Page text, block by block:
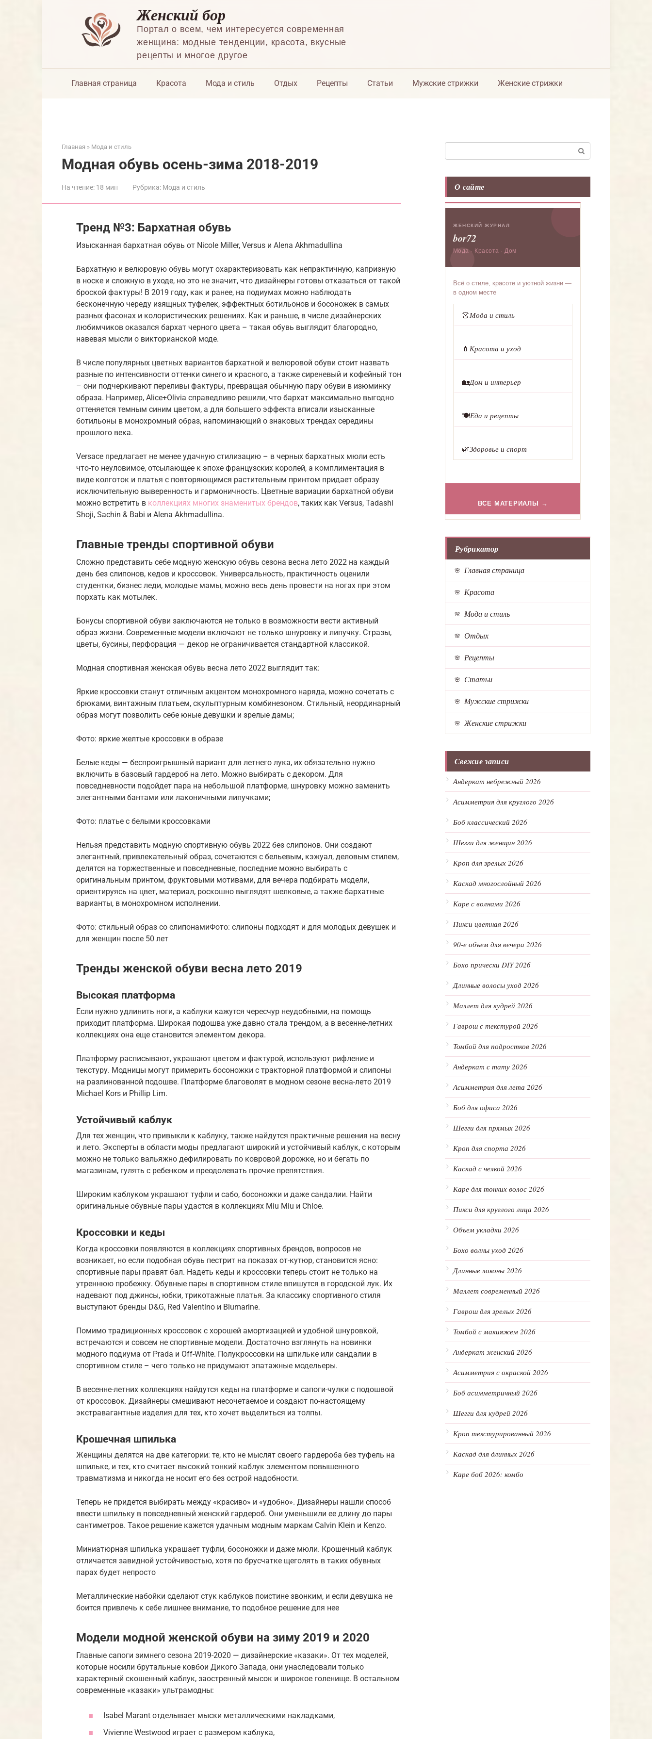
Женский бор
Портал о всем, чем интересуется современная
женщина: модные тенденции, красота, вкусные
рецепты и многое другое
Главная страница Красота Мода и стиль Отдых Рецепты Статьи Мужские стрижки Женские стрижки
Главная » Мода и стиль
Модная обувь осень-зима 2018-2019
На чтение: 18 мин Рубрика: Мода и стиль
Тренд №3: Бархатная обувь
Изысканная бархатная обувь от Nicole Miller, Versus и Alena Akhmadullina
Бархатную и велюровую обувь могут охарактеризовать как непрактичную, капризную
в носке и сложную в уходе, но это не значит, что дизайнеры готовы отказаться от такой
броской фактуры! В 2019 году, как и ранее, на подиумах можно наблюдать
бесконечную череду изящных туфелек, эффектных ботильонов и босоножек в самых
разных фасонах и колористических решениях. Как и раньше, в числе дизайнерских
любимчиков оказался бархат черного цвета – такая обувь выглядит благородно,
навевая мысли о викторианской моде.
В числе популярных цветных вариантов бархатной и велюровой обуви стоит назвать
разные по интенсивности оттенки синего и красного, а также сиреневый и кофейный тон
– они подчеркивают переливы фактуры, превращая обычную пару обуви в изюминку
образа. Например, Alice+Olivia справедливо решили, что бархат максимально выгодно
оттеняется темным синим цветом, а для большего эффекта вписали изысканные
ботильоны в монохромный образ, напоминающий о знаковых трендах середины
прошлого века.
Versace предлагает не менее удачную стилизацию – в черных бархатных мюли есть
что-то неуловимое, отсылающее к эпохе французских королей, а комплиментация в
виде колготок и платья с повторяющимся растительным принтом придает образу
исключительную выверенность и гармоничность. Цветные вариации бархатной обуви
можно встретить в коллекциях многих знаменитых брендов, таких как Versus, Tadashi
Shoji, Sachin & Babi и Alena Akhmadullina.
Главные тренды спортивной обуви
Сложно представить себе модную женскую обувь сезона весна лето 2022 на каждый
день без слипонов, кедов и кроссовок. Универсальность, практичность оценили
студентки, бизнес леди, молодые мамы, можно весь день провести на ногах при этом
порхать как мотылек.
Бонусы спортивной обуви заключаются не только в возможности вести активный
образ жизни. Современные модели включают не только шнуровку и липучку. Стразы,
цветы, бусины, перфорация — декор не ограничивается стандартной классикой.
Модная спортивная женская обувь весна лето 2022 выглядит так:
Яркие кроссовки станут отличным акцентом монохромного наряда, можно сочетать с
брюками, винтажным платьем, скульптурным комбинезоном. Стильный, неординарный
образ могут позволить себе юные девушки и зрелые дамы;
Фото: яркие желтые кроссовки в образе
Белые кеды — беспроигрышный вариант для летнего лука, их обязательно нужно
включить в базовый гардероб на лето. Можно выбирать с декором. Для
повседневности подойдет пара на небольшой платформе, шнуровку можно заменить
элегантными бантами или лаконичными липучками;
Фото: платье с белыми кроссовками
Нельзя представить модную спортивную обувь 2022 без слипонов. Они создают
элегантный, привлекательный образ, сочетаются с бельевым, кэжуал, деловым стилем,
делятся на торжественные и повседневные, последние можно выбирать с
оригинальным принтом, фруктовыми мотивами, для вечера подбирать модели,
ориентируясь на цвет, материал, роскошно выглядят шелковые, а также бархатные
варианты, в монохромном исполнении.
Фото: стильный образ со слипонамиФото: слипоны подходят и для молодых девушек и
для женщин после 50 лет
Тренды женской обуви весна лето 2019
Высокая платформа
Если нужно удлинить ноги, а каблуки кажутся чересчур неудобными, на помощь
приходит платформа. Широкая подошва уже давно стала трендом, а в весенне-летних
коллекциях она еще становится элементом декора.
Платформу расписывают, украшают цветом и фактурой, используют рифление и
текстуру. Модницы могут примерить босоножки с тракторной платформой и слипоны
на разлинованной подошве. Платформе благоволят в модном сезоне весна-лето 2019
Michael Kors и Phillip Lim.
Устойчивый каблук
Для тех женщин, что привыкли к каблуку, также найдутся практичные решения на весну
и лето. Эксперты в области моды предлагают широкий и устойчивый каблук, с которым
можно не только вальяжно дефилировать по ковровой дорожке, но и бегать по
магазинам, гулять с ребенком и преодолевать прочие препятствия.
Широким каблуком украшают туфли и сабо, босоножки и даже сандалии. Найти
оригинальные обувные пары удастся в коллекциях Miu Miu и Chloe.
Кроссовки и кеды
Когда кроссовки появляются в коллекциях спортивных брендов, вопросов не
возникает, но если подобная обувь пестрит на показах от-кутюр, становится ясно:
спортивные пары правят бал. Надеть кеды и кроссовки теперь стоит не только на
утреннюю пробежку. Обувные пары в спортивном стиле впишутся в городской лук. Их
надевают под джинсы, юбки, трикотажные платья. За классику спортивного стиля
выступают бренды D&G, Red Valentino и Blumarine.
Помимо традиционных кроссовок с хорошей амортизацией и удобной шнуровкой,
встречаются и совсем не спортивные модели. Достаточно взглянуть на новинки
модного подиума от Prada и Off-White. Полукроссовки на шпильке или сандалии в
спортивном стиле – чего только не придумают эпатажные модельеры.
В весенне-летних коллекциях найдутся кеды на платформе и сапоги-чулки с подошвой
от кроссовок. Дизайнеры смешивают несочетаемое и создают по-настоящему
экстравагантные изделия для тех, кто хочет выделиться из толпы.
Крошечная шпилька
Женщины делятся на две категории: те, кто не мыслят своего гардероба без туфель на
шпильке, и тех, кто считает высокий тонкий каблук элементом повышенного
травматизма и никогда не носит его без острой надобности.
Теперь не придется выбирать между «красиво» и «удобно». Дизайнеры нашли способ
ввести шпильку в повседневный женский гардероб. Они уменьшили ее длину до пары
сантиметров. Такое решение кажется удачным модным маркам Calvin Klein и Kenzo.
Миниатюрная шпилька украшает туфли, босоножки и даже мюли. Крошечный каблук
отличается завидной устойчивостью, хотя по брусчатке щеголять в таких обувных
парах будет непросто
Металлические набойки сделают стук каблуков поистине звонким, и если девушка не
боится привлечь к себе лишнее внимание, то подобное решение для нее
Модели модной женской обуви на зиму 2019 и 2020
Главные сапоги зимнего сезона 2019-2020 — дизайнерские «казаки». От тех моделей,
которые носили брутальные ковбои Дикого Запада, они унаследовали только
характерный скошенный каблук, заостренный мысок и широкое голенище. В остальном
современные «казаки» ультрамодны:
Isabel Marant отделывает мыски металлическими накладками,
Vivienne Westwood играет с размером каблука,
О сайте
ЖЕНСКИЙ ЖУРНАЛ
bor72
Мода · Красота · Дом
Всё о стиле, красоте и уютной жизни —
в одном месте
👗Мода и стиль
💄 Красота и уход
🏡Дом и интерьер
🍽️Еда и рецепты
🌿Здоровье и спорт
ВСЕ МАТЕРИАЛЫ →
Рубрикатор
Главная страница
Красота
Мода и стиль
Отдых
Рецепты
Статьи
Мужские стрижки
Женские стрижки
Свежие записи
Андеркат небрежный 2026
Асимметрия для круглого 2026
Боб классический 2026
Шегги для женщин 2026
Кроп для зрелых 2026
Каскад многослойный 2026
Каре с волнами 2026
Пикси цветная 2026
90-е объем для вечера 2026
Бохо прически DIY 2026
Длинные волосы уход 2026
Маллет для кудрей 2026
Гаврош с текстурой 2026
Томбой для подростков 2026
Андеркат с тату 2026
Асимметрия для лета 2026
Боб для офиса 2026
Шегги для прямых 2026
Кроп для спорта 2026
Каскад с челкой 2026
Каре для тонких волос 2026
Пикси для круглого лица 2026
Объем укладки 2026
Бохо волны уход 2026
Длинные локоны 2026
Маллет современный 2026
Гаврош для зрелых 2026
Томбой с макияжем 2026
Андеркат женский 2026
Асимметрия с окраской 2026
Боб асимметричный 2026
Шегги для кудрей 2026
Кроп текстурированный 2026
Каскад для длинных 2026
Каре боб 2026: комбо